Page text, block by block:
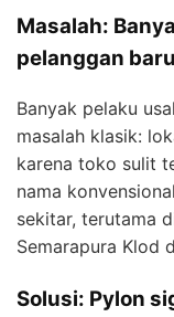
Masalah:
pelanggan baru
Banyak pelaku
masalah klasik:
karena toko sulit
nama
sekitar, terutama
Semarapura Klod
Solusi: Pylon